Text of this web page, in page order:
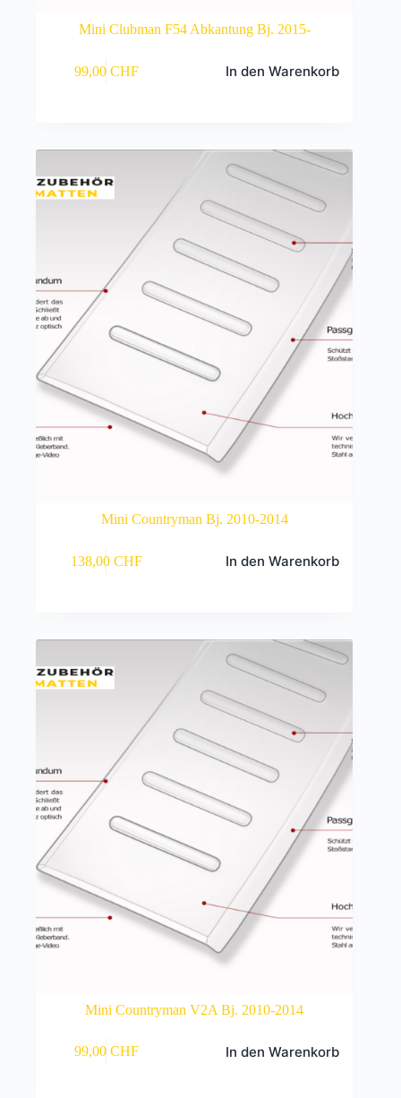
Mini Clubman F54 Abkantung Bj. 2015-
99,00 CHF In den Warenkorb
Mini Countryman Bj. 2010-2014
138,00 CHF In den Warenkorb
Mini Countryman V2A Bj. 2010-2014
99,00 CHF In den Warenkorb